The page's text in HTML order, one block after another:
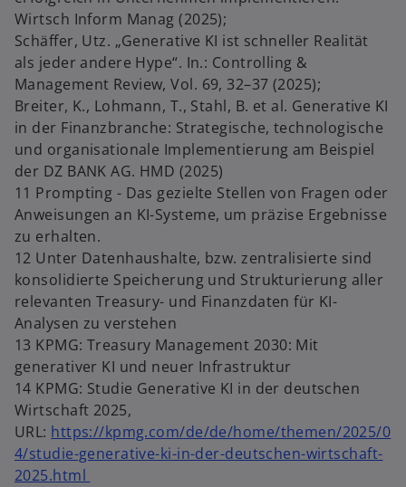
Wirtsch Inform Manag (2025);
Schäffer, Utz. „Generative KI ist schneller Realität
als jeder andere Hype“. In.: Controlling &
Management Review, Vol. 69, 32–37 (2025);
Breiter, K., Lohmann, T., Stahl, B. et al. Generative KI
in der Finanzbranche: Strategische, technologische
und organisationale Implementierung am Beispiel
der DZ BANK AG. HMD (2025)
11 Prompting - Das gezielte Stellen von Fragen oder
Anweisungen an KI-Systeme, um präzise Ergebnisse
zu erhalten.
12 Unter Datenhaushalte, bzw. zentralisierte sind
konsolidierte Speicherung und Strukturierung aller
relevanten Treasury- und Finanzdaten für KI-
Analysen zu verstehen
13 KPMG: Treasury Management 2030: Mit
generativer KI und neuer Infrastruktur
14 KPMG: Studie Generative KI in der deutschen
Wirtschaft 2025,
URL: https://kpmg.com/de/de/home/themen/2025/0
4/studie-generative-ki-in-der-deutschen-wirtschaft-
2025.html